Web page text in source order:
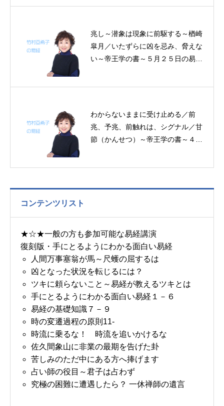
兆し～潜象は現象に前駆する～楢崎
皐月／いたずらに凶を忌み、脅えな
い～帝王学の書～５月２５日の易経
わからないままに受け止める／前
兆、予兆、前触れは、シグナル／甘
節（かんせつ）～帝王学の書～４月
コンテンツリスト
★☆★一般の方も参加可能な易経講演
復刻版・手にとるようにわかる面白い易経
人間万事塞翁が馬～尺蠖の屈するは
凶となった状況を転じるには？
ツキに頼らないこと～易経が教えるツキとは
手にとるようにわかる面白い易経１－６
易経の基礎知識７－９
時の変遷過程の原則11-
時流に乗るな！ 時流を追いかけるな
佐久間象山に非業の最期を告げた卦
苦しみのただ中にある方へ捧げます
占い師の役目～君子は占わず
究極の困難に遭遇したら？ 一休禅師の遺言